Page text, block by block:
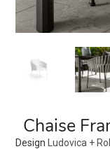
Chaise
Design Ludovica +